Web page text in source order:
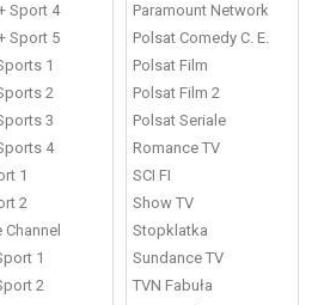
Sport 4
Sport 5
1
2
3
4
1
2
Channel
1
2
Paramount Network
Polsat Comedy C. E.
Polsat Film
Polsat Film 2
Polsat Seriale
Romance TV
SCI FI
Show TV
Stopklatka
Sundance TV
TVN Fabuła